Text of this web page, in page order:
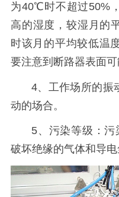
为40℃时不超过50%
高的湿度，较湿月的
时该月的平均较低温
要注意到断路器表面可
4、工作场所的振
动的场合。
5、污染等级：
破坏绝缘的气体和导电